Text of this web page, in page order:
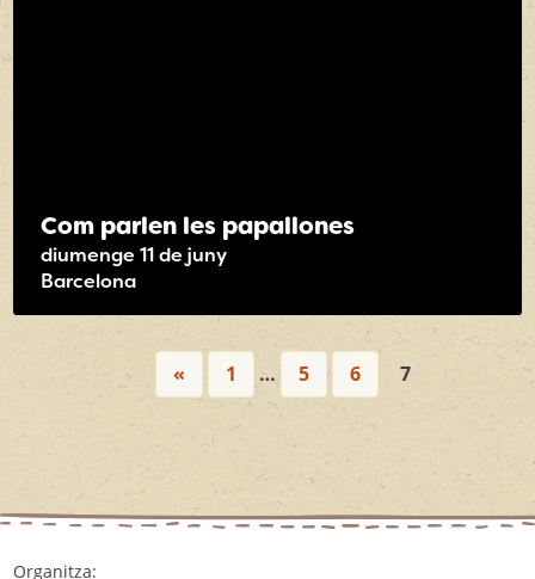
Com parlen les papallones
diumenge 11 de juny
Barcelona
« 1 … 5 6 7
Organitza: